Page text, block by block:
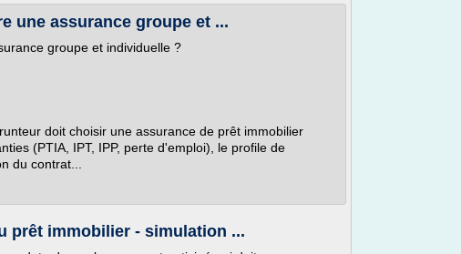
une assurance groupe et ...
groupe et individuelle ?
doit choisir une assurance de prêt immobilier
(PTIA, IPT, IPP, perte d'emploi), le profile de
du contrat...
prêt immobilier - simulation ...